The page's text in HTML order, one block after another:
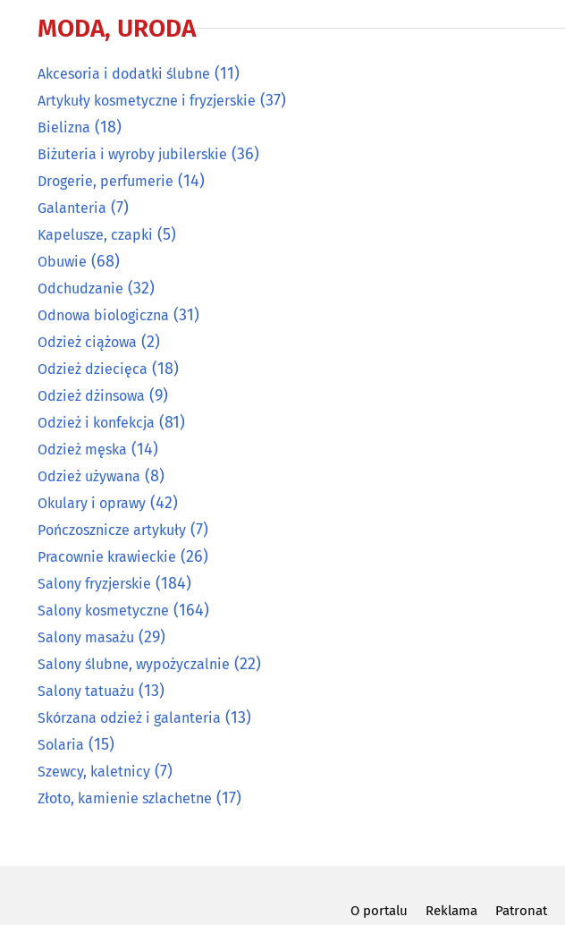
MODA, URODA
Akcesoria i dodatki ślubne (11)
Artykuły kosmetyczne i fryzjerskie (37)
Bielizna (18)
Biżuteria i wyroby jubilerskie (36)
Drogerie, perfumerie (14)
Galanteria (7)
Kapelusze, czapki (5)
Obuwie (68)
Odchudzanie (32)
Odnowa biologiczna (31)
Odzież ciążowa (2)
Odzież dziecięca (18)
Odzież dżinsowa (9)
Odzież i konfekcja (81)
Odzież męska (14)
Odzież używana (8)
Okulary i oprawy (42)
Pończosznicze artykuły (7)
Pracownie krawieckie (26)
Salony fryzjerskie (184)
Salony kosmetyczne (164)
Salony masażu (29)
Salony ślubne, wypożyczalnie (22)
Salony tatuażu (13)
Skórzana odzież i galanteria (13)
Solaria (15)
Szewcy, kaletnicy (7)
Złoto, kamienie szlachetne (17)
O portalu Reklama Patronat